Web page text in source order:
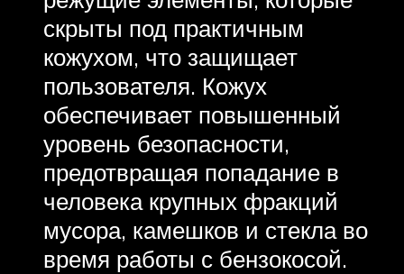
скрыты под практичным
кожухом, что защищает
пользователя. Кожух
обеспечивает повышенный
уровень безопасности,
предотвращая попадание в
человека крупных фракций
мусора, камешков и стекла во
время работы с бензокосой.